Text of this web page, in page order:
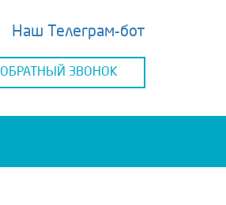
Наш Телеграм-бот
ОБРАТНЫЙ ЗВОНОК